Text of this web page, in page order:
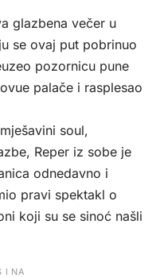
glazbena večer u
se ovaj put pobrinuo
pozornicu pune
palače i rasplesao
soul,
Reper iz sobe je
odnedavno i
pravi spektakl o
koji su se sinoć našli
I NA